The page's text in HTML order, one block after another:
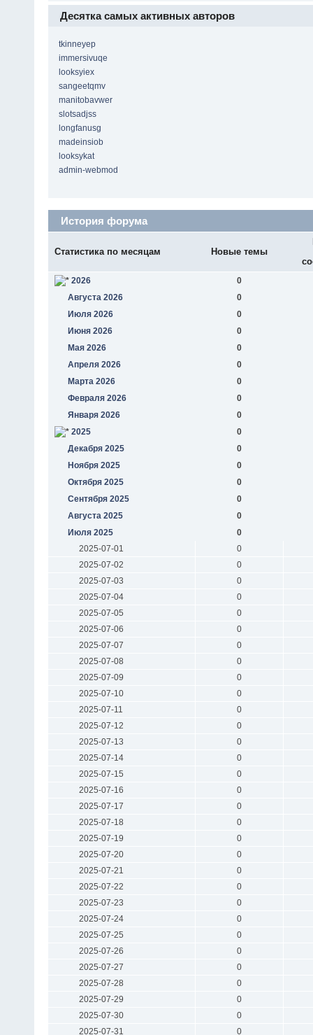
Десятка самых активных авторов
tkinneyep
immersivuqe
looksyiex
sangeetqmv
manitobavwer
slotsadjss
longfanusg
madeinsiob
looksykat
admin-webmod
История форума
Статистика по месяцам Новые темы
2026
0
Августа 2026
0
Июля 2026
0
Июня 2026
0
Мая 2026
0
Апреля 2026
0
Марта 2026
0
Февраля 2026
0
Января 2026
0
2025
0
Декабря 2025
0
Ноября 2025
0
Октября 2025
0
Сентября 2025
0
Августа 2025
0
Июля 2025
0
2025-07-01
0
2025-07-02
0
2025-07-03
0
2025-07-04
0
2025-07-05
0
2025-07-06
0
2025-07-07
0
2025-07-08
0
2025-07-09
0
2025-07-10
0
2025-07-11
0
2025-07-12
0
2025-07-13
0
2025-07-14
0
2025-07-15
0
2025-07-16
0
2025-07-17
0
2025-07-18
0
2025-07-19
0
2025-07-20
0
2025-07-21
0
2025-07-22
0
2025-07-23
0
2025-07-24
0
2025-07-25
0
2025-07-26
0
2025-07-27
0
2025-07-28
0
2025-07-29
0
2025-07-30
0
2025-07-31
0